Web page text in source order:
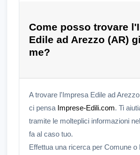
Come posso trovare
Edile ad Arezzo (AR)
me?
A trovare l'Impresa Edile ad
ci pensa Imprese-Edili.com. Ti
tramite le molteplici informazioni
fa al caso tuo.
Effettua una ricerca per Comune